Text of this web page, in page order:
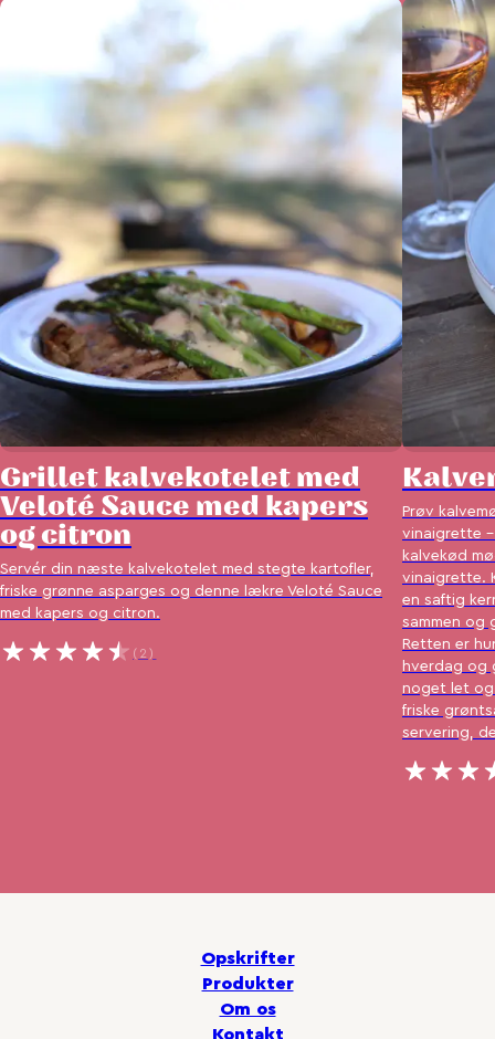
Grillet kalvekotelet med
Veloté Sauce med kapers
og citron
Servér din næste kalvekotelet med stegte kartofler,
friske grønne asparges og denne lækre Veloté Sauce
med kapers og citron.
(2)
Prøv
vinaigrette
kalvekød
vinaigrette.
en saftig
sammen og
Retten er
hverdag og
noget let og
friske
servering,
Opskrifter
Produkter
Om os
Kontakt